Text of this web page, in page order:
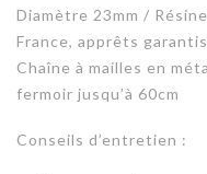
Diamètre 23mm /
France, apprêts
Chaîne à mailles en
fermoir jusqu’à 60cm
Conseils d’entretien :